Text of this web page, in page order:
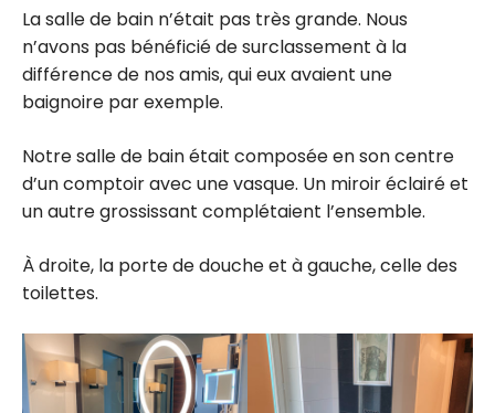
La salle de bain n’était pas très grande. Nous
n’avons pas bénéficié de surclassement à la
différence de nos amis, qui eux avaient une
baignoire par exemple.
Notre salle de bain était composée en son centre
d’un comptoir avec une vasque. Un miroir éclairé et
un autre grossissant complétaient l’ensemble.
À droite, la porte de douche et à gauche, celle des
toilettes.